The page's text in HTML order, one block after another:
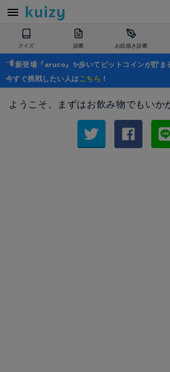
クイズ 診断 お絵描き診断
新登場『aruco』✨歩いてビットコインが貯ま
今すぐ挑戦したい人はこちら ！
ようこそ。まずはお飲み物でもいか